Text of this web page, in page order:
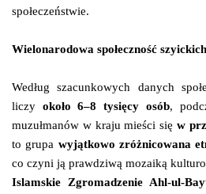
społeczeństwie.
Wielonarodowa społeczność
Według szacunkowych danych
liczy około 6–8 tysięcy osób,
muzułmanów w kraju mieści się w
to grupa wyjątkowo zróżnicowana
co czyni ją prawdziwą mozaiką
Islamskie Zgromadzenie Ahl-ul-